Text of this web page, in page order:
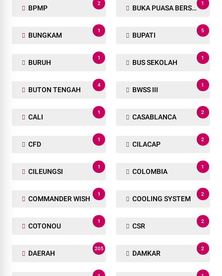
BPMP
2
BUKA PUASA BERSAMA
1
BUNGKAM
1
BUPATI
5
BURUH
1
BUS SEKOLAH
1
BUTON TENGAH
4
BWSS III
1
CALI
1
CASABLANCA
2
CFD
1
CILACAP
2
CILEUNGSI
1
COLOMBIA
1
COMMANDER WISH
1
COOLING SYSTEM
2
COTONOU
1
CSR
2
DAERAH
205
DAMKAR
2